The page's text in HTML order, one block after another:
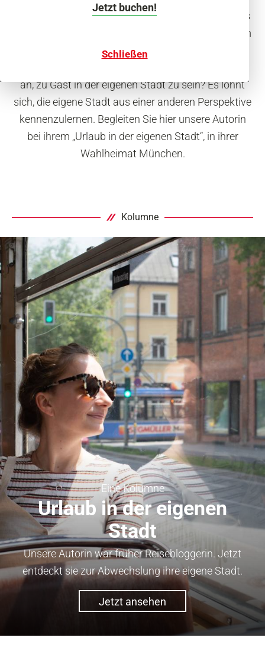
Jetzt buchen!
Schließen
weit entfernten Orte auf der ganzen Welt besser als
die eigene Heimat. Dabei ist die eigene Stadt oft am
schönsten. Wer hat München schon mal aus den
an, zu Gast in der eigenen Stadt zu sein? Es lohnt
sich, die eigene Stadt aus einer anderen Perspektive
kennenzulernen. Begleiten Sie hier unsere Autorin
bei ihrem „Urlaub in der eigenen Stadt“, in ihrer
Wahlheimat München.
Kolumne
Eine Kolumne
Urlaub in der eigenen
Stadt
Unsere Autorin war früher Reisebloggerin. Jetzt
entdeckt sie zur Abwechslung ihre eigene Stadt.
Jetzt ansehen